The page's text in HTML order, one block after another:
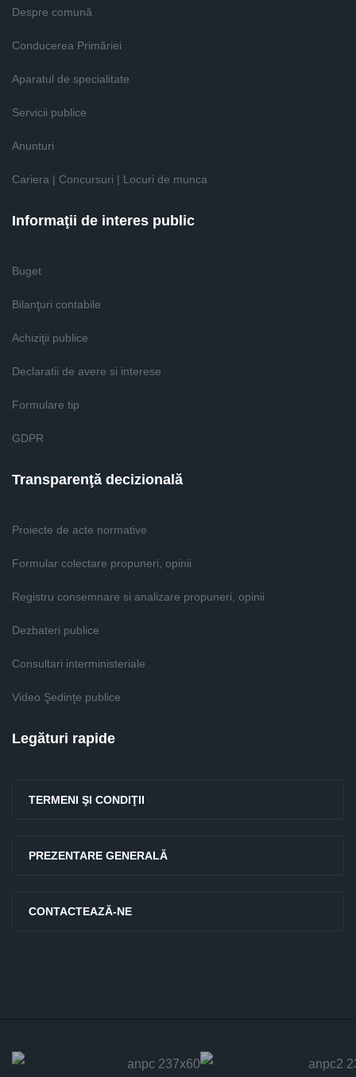
Despre comună
Conducerea Primăriei
Aparatul de specialitate
Servicii publice
Anunturi
Cariera | Concursuri | Locuri de munca
Informaţii de interes public
Buget
Bilanţuri contabile
Achiziţii publice
Declaratii de avere si interese
Formulare tip
GDPR
Transparenţă decizională
Proiecte de acte normative
Formular colectare propuneri, opinii
Registru consemnare si analizare propuneri, opinii
Dezbateri publice
Consultari interministeriale
Video Şedinţe publice
Legături rapide
TERMENI ŞI CONDIŢII
PREZENTARE GENERALĂ
CONTACTEAZĂ-NE